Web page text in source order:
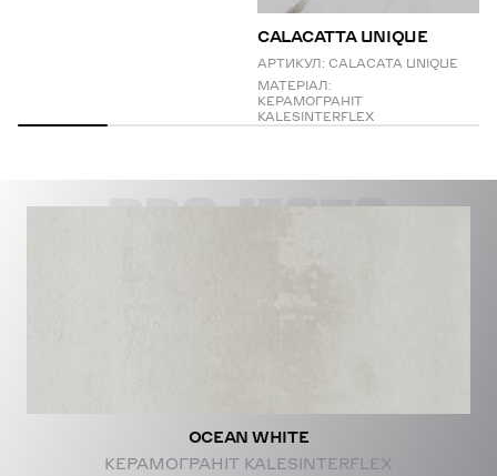
СALACATTA UNIQUE
АРТИКУЛ: CALACATA UNIQUE
МАТЕРІАЛ:
КЕРАМОГРАНІТ
KALESINTERFLEX
PROJECTS
OCEAN WHITE
КЕРАМОГРАНІТ KALESINTERFLEX